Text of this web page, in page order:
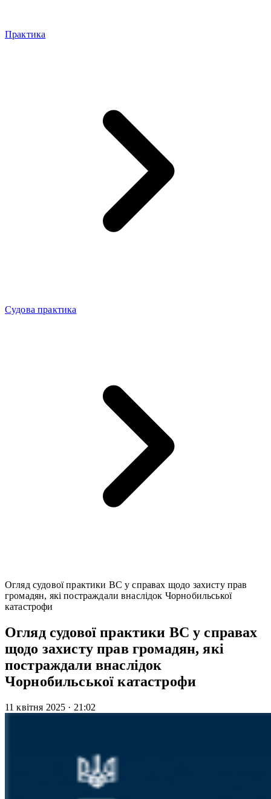
Практика
Судова практика
Огляд судової практики ВС у справах щодо захисту прав
громадян, які постраждали внаслідок Чорнобильської
катастрофи
Огляд судової практики ВС у справах
щодо захисту прав громадян, які
постраждали внаслідок
Чорнобильської катастрофи
11 квітня 2025 · 21:02